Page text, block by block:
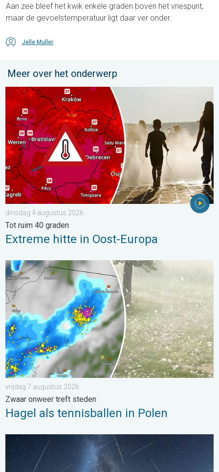
Aan zee bleef het kwik enkele graden boven het vriespunt,
maar de gevoelstemperatuur ligt daar ver onder.
Jelle Muller
Meer over het onderwerp
Extreme hitte in Oost-Europa. Tot ruim 40 graden. . . dinsdag
dinsdag 4 augustus 2026
Tot ruim 40 graden
Extreme hitte in Oost-Europa
Hagel als tennisballen in Polen. Zwaar onweer treft steden. . .
vrijdag 7 augustus 2026
Zwaar onweer treft steden
Hagel als tennisballen in Polen
De tijd van de vallende sterren begint. Hoogtepunt in